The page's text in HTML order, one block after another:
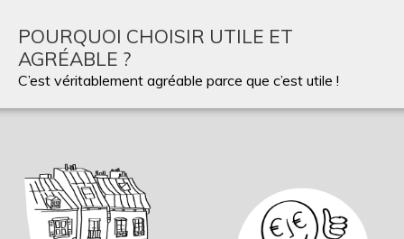
POURQUOI CHOISIR UTILE ET
AGRÉABLE ?
C’est véritablement agréable parce que c’est utile !